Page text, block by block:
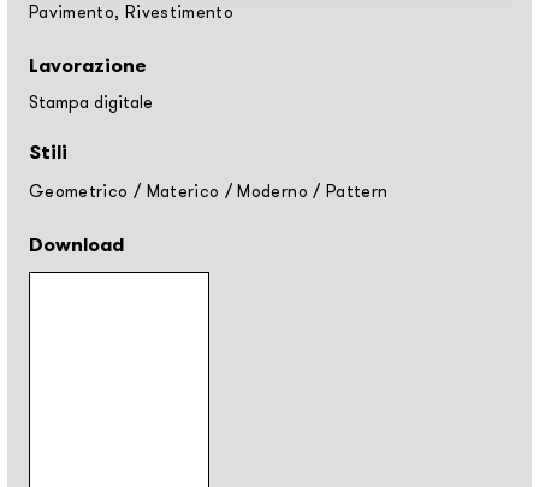
Pavimento, Rivestimento
Lavorazione
Stampa digitale
Stili
Geometrico / Materico /Moderno / Pattern
Download